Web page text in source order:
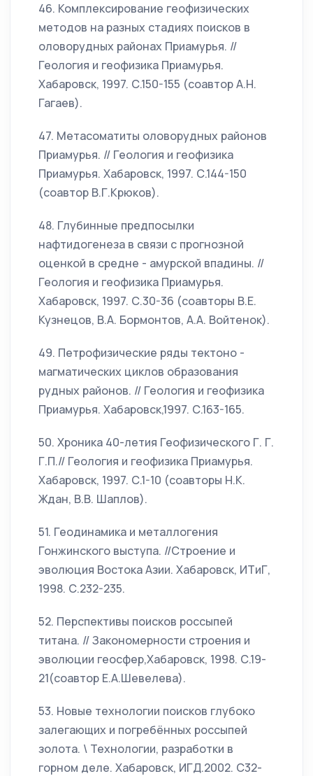
46. Комплексирование геофизических
методов на разных стадиях поисков в
оловорудных районах Приамурья. //
Геология и геофизика Приамурья.
Хабаровск, 1997. С.150-155 (соавтор А.Н.
Гагаев).
47. Метасоматиты оловорудных районов
Приамурья. // Геология и геофизика
Приамурья. Хабаровск, 1997. С.144-150
(соавтор В.Г.Крюков).
48. Глубинные предпосылки
нафтидогенеза в связи с прогнозной
оценкой в средне - амурской впадины. //
Геология и геофизика Приамурья.
Хабаровск, 1997. С.30-36 (соавторы В.Е.
Кузнецов, В.А. Бормонтов, А.А. Войтенок).
49. Петрофизические ряды тектоно -
магматических циклов образования
рудных районов. // Геология и геофизика
Приамурья. Хабаровск,1997. С.163-165.
50. Хроника 40-летия Геофизического Г. Г.
Г.П.// Геология и геофизика Приамурья.
Хабаровск, 1997. С.1-10 (соавторы Н.К.
Ждан, В.В. Шаплов).
51. Геодинамика и металлогения
Гонжинского выступа. //Строение и
эволюция Востока Азии. Хабаровск, ИТиГ,
1998. С.232-235.
52. Перспективы поисков россыпей
титана. // Закономерности строения и
эволюции геосфер,Хабаровск, 1998. С.19-
21(соавтор Е.А.Шевелева).
53. Новые технологии поисков глубоко
залегающих и погребённых россыпей
золота. \ Технологии, разработки в
горном деле. Хабаровск, ИГД.2002. С32-